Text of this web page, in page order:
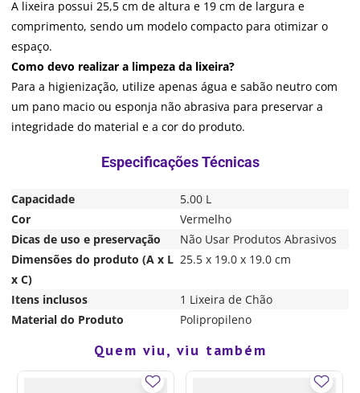
A lixeira possui 25,5 cm de altura e 19 cm de largura e
comprimento, sendo um modelo compacto para otimizar o
espaço.
Como devo realizar a limpeza da lixeira?
Para a higienização, utilize apenas água e sabão neutro com
um pano macio ou esponja não abrasiva para preservar a
integridade do material e a cor do produto.
Capacidade
5.00 L
Cor
Vermelho
Dicas de uso e preservação
Não Usar Produtos Abrasivos
Dimensões do produto (A x L
x C)
25.5 x 19.0 x 19.0 cm
Itens inclusos
1 Lixeira de Chão
Material do Produto
Polipropileno
Quem viu, viu também